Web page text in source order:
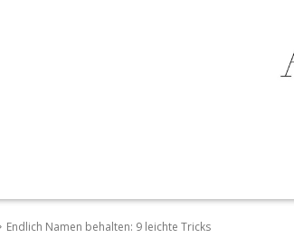
Endlich Namen behalten: 9 leichte Tricks